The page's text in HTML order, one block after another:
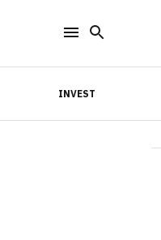
INVEST
INVEST